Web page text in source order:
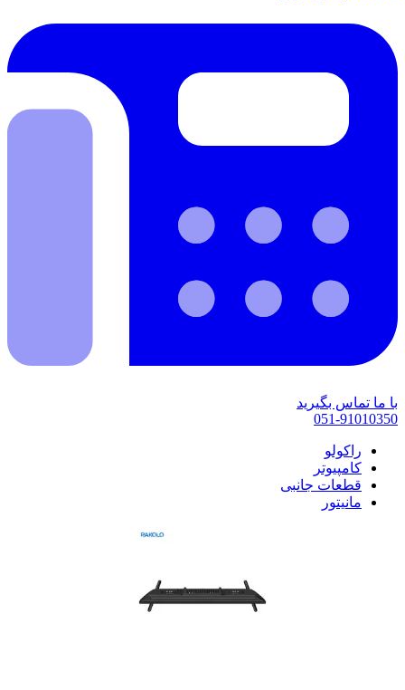
با ما تماس بگیرید
051-91010350
راکولو
کامپیوتر
قطعات جانبی
مانیتور